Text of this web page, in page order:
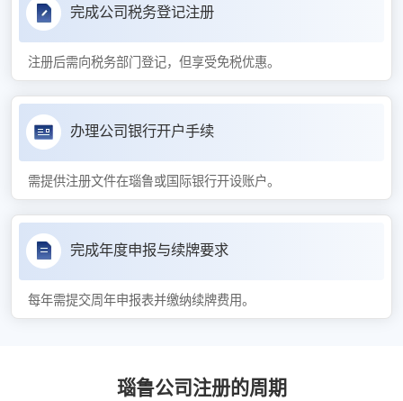
完成公司税务登记注册
注册后需向税务部门登记，但享受免税优惠。
办理公司银行开户手续
需提供注册文件在瑙鲁或国际银行开设账户。
完成年度申报与续牌要求
每年需提交周年申报表并缴纳续牌费用。
瑙鲁公司注册的周期